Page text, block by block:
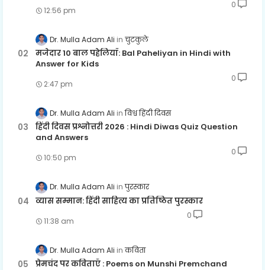
12:56 pm
0
Dr. Mulla Adam Ali चुटकुले
मजेदार 10 बाल पहेलियाँ: Bal Paheliyan in Hindi with
Answer for Kids
2:47 pm
0
Dr. Mulla Adam Ali विश्व हिंदी दिवस
हिंदी दिवस प्रश्नोत्तरी 2026 : Hindi Diwas Quiz Question
and Answers
10:50 pm
0
Dr. Mulla Adam Ali पुरस्कार
व्यास सम्मान: हिंदी साहित्य का प्रतिष्ठित पुरस्कार
11:38 am
0
Dr. Mulla Adam Ali कविता
प्रेमचंद पर कविताएँ : Poems on Munshi Premchand